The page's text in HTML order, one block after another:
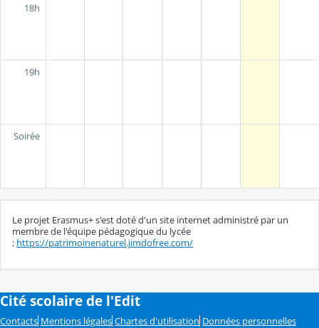
18h
19h
Soirée
Le projet Erasmus+ s'est doté d'un site internet administré par un
membre de l'équipe pédagogique du lycée
: https://patrimoinenaturel.jimdofree.com/
Cité scolaire de l'Edit
Contacts Mentions légales Chartes d'utilisation Données personnelles